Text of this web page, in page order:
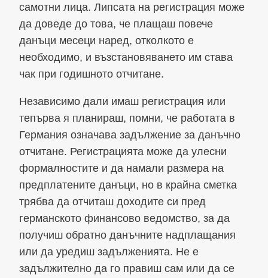
самотни лица. Липсата на регистрация може
да доведе до това, че плащаш повече
данъци месеци наред, отколкото е
необходимо, и възстановяването им става
чак при годишното отчитане.
Независимо дали имаш регистрация или
тепърва я планираш, помни, че работата в
Германия означава задължение за данъчно
отчитане. Регистрацията може да улесни
формалностите и да намали размера на
предплатените данъци, но в крайна сметка
трябва да отчиташ доходите си пред
германското финансово ведомство, за да
получиш обратно данъчните надплащания
или да уредиш задълженията. Не е
задължително да го правиш сам или да се